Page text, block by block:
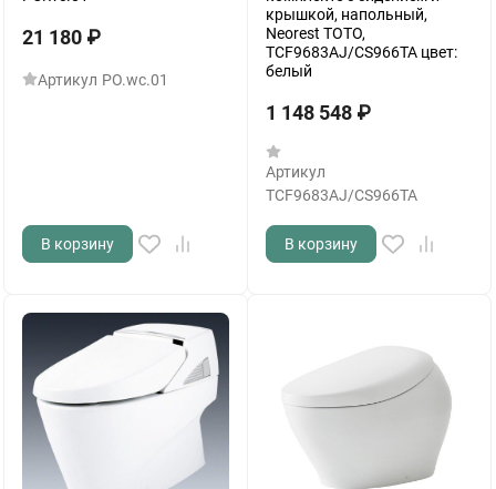
21 180 ₽
Артикул PO.wc.01
В корзину
крышкой, напольный,
Neorest TOTO,
TCF9683AJ/CS966TA цвет:
белый
1 148 548 ₽
Артикул
TCF9683AJ/CS966TA
В корзину